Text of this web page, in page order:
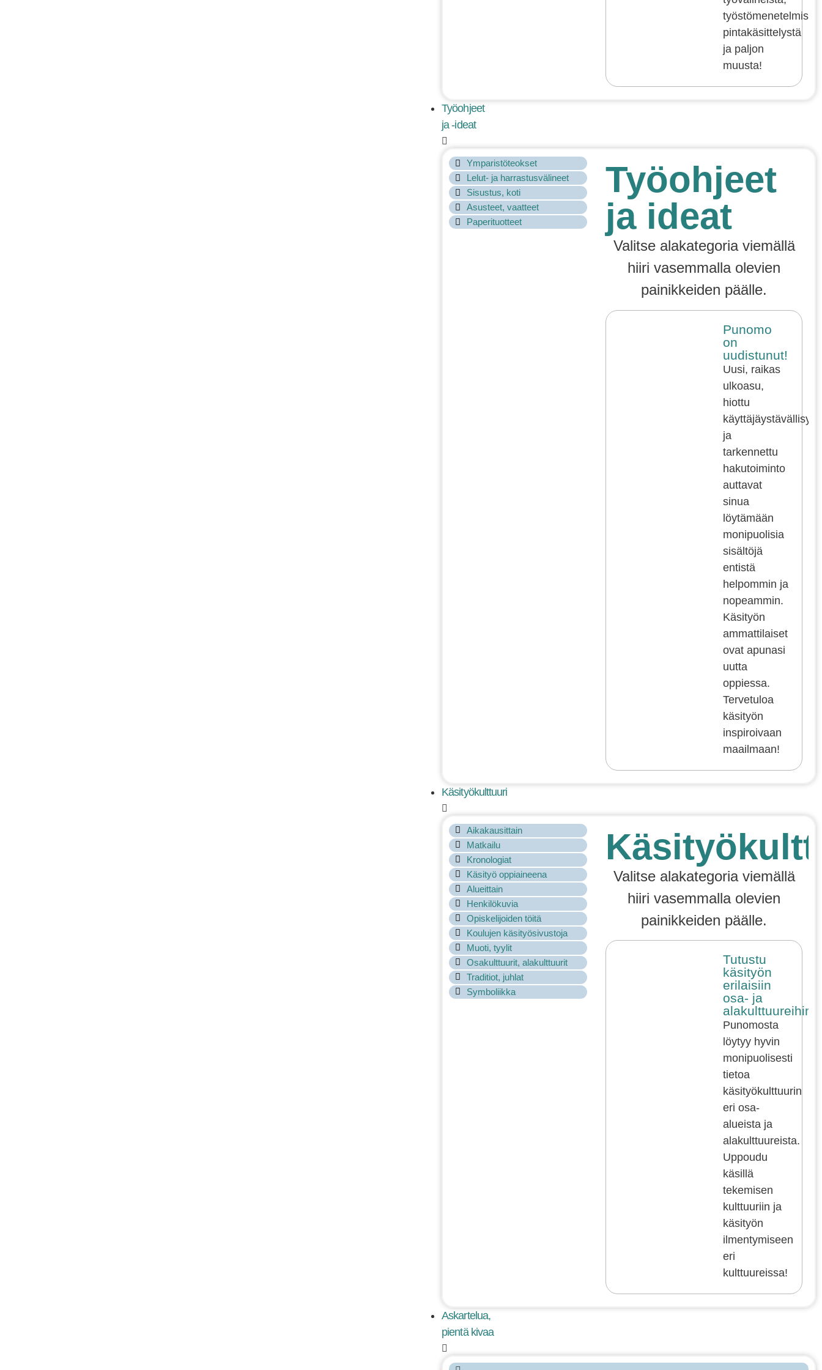
työstömenetelmistä,
pintakäsittelystä
ja paljon
muusta!
Työohjeet
ja -ideat
Ymparistöteokset
Lelut- ja harrastusvälineet
Sisustus, koti
Asusteet, vaatteet
Paperituotteet
Työohjeet
ja ideat
Valitse alakategoria viemällä
hiiri vasemmalla olevien
painikkeiden päälle.
Punomo
on
uudistunut!
Uusi, raikas
ulkoasu,
hiottu
käyttäjäystävällisyys
ja
tarkennettu
hakutoiminto
auttavat
sinua
löytämään
monipuolisia
sisältöjä
entistä
helpommin ja
nopeammin.
Käsityön
ammattilaiset
ovat apunasi
uutta
oppiessa.
Tervetuloa
käsityön
inspiroivaan
maailmaan!
Käsityökulttuuri
Aikakausittain
Matkailu
Kronologiat
Käsityö oppiaineena
Alueittain
Henkilökuvia
Opiskelijoiden töitä
Koulujen käsityösivustoja
Muoti, tyylit
Osakulttuurit, alakulttuurit
Traditiot, juhlat
Symboliikka
Valitse alakategoria viemällä
hiiri vasemmalla olevien
painikkeiden päälle.
Tutustu
käsityön
erilaisiin
osa- ja
alakulttuureihin!
Punomosta
löytyy hyvin
monipuolisesti
tietoa
käsityökulttuurin
eri osa-
alueista ja
alakulttuureista.
Uppoudu
käsillä
tekemisen
kulttuuriin ja
käsityön
ilmentymiseen
eri
kulttuureissa!
Askartelua,
pientä kivaa